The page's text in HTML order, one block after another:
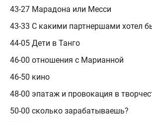
43-27 Марадона или Месси
43-33 С какими партнершами хотел
44-05 Дети в Танго
46-00 отношения с Марианной
46-50 кино
48-00 эпатаж и провокация в
50-00 сколько зарабатываешь?